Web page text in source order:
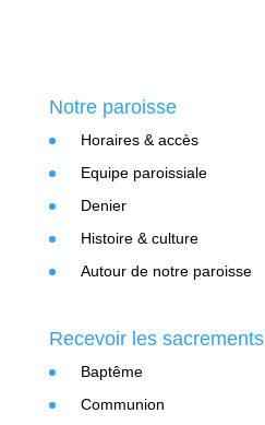
Notre paroisse
Horaires & accès
Equipe paroissiale
Denier
Histoire & culture
Autour de notre paroisse
Recevoir les sacrements
Baptême
Communion